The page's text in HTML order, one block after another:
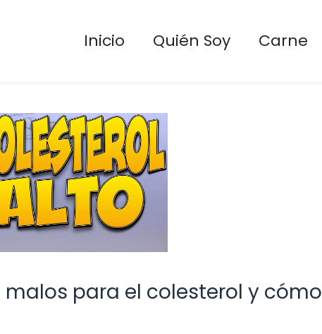
Inicio Quién Soy Carne
para el colesterol y cómo